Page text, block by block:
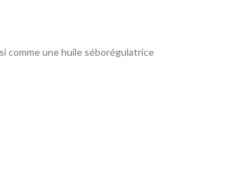
comme une huile séborégulatrice